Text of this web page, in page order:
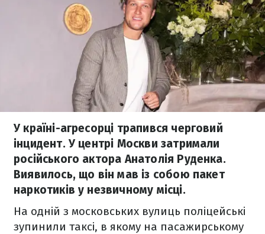
У країні-агресорці трапився черговий
інцидент. У центрі Москви затримали
російського актора Анатолія Руденка.
Виявилось, що він мав із собою пакет
наркотиків у незвичному місці.
На одній з московських вулиць поліцейські
зупинили таксі, в якому на пасажирському